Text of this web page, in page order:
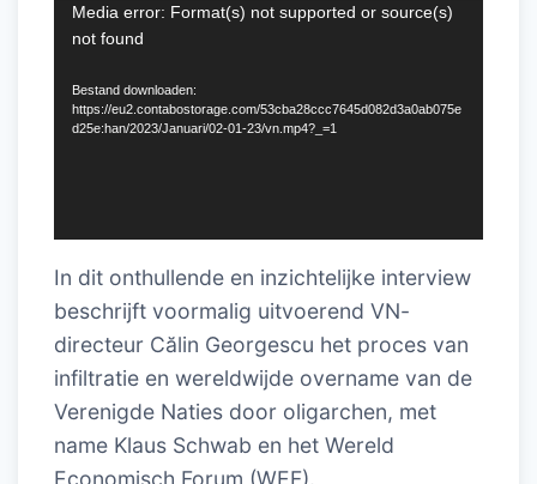
Videospeler
Media error: Format(s) not supported or source(s)
not found
Bestand downloaden:
https://eu2.contabostorage.com/53cba28ccc7645d082d3a0ab075e
d25e:han/2023/Januari/02-01-23/vn.mp4?_=1
In dit onthullende en inzichtelijke interview
beschrijft voormalig uitvoerend VN-
directeur Călin Georgescu het proces van
infiltratie en wereldwijde overname van de
Verenigde Naties door oligarchen, met
name Klaus Schwab en het Wereld
Economisch Forum (WEF).